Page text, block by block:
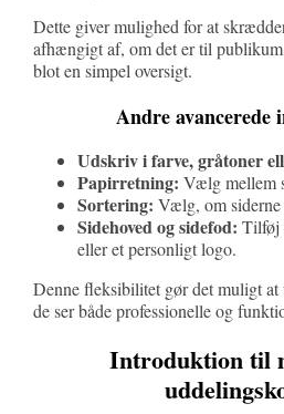
Dette giver mulighed for at
afhængigt af, om det er til
blot en simpel oversigt.
Andre avancerede
Udskriv i farve, gråtoner
Papirretning: Vælg mellem
Sortering: Vælg, om
Sidehoved og sidefod: Tilføj
eller et personligt logo.
Denne fleksibilitet gør det muligt at
de ser både professionelle og
Introduktion til